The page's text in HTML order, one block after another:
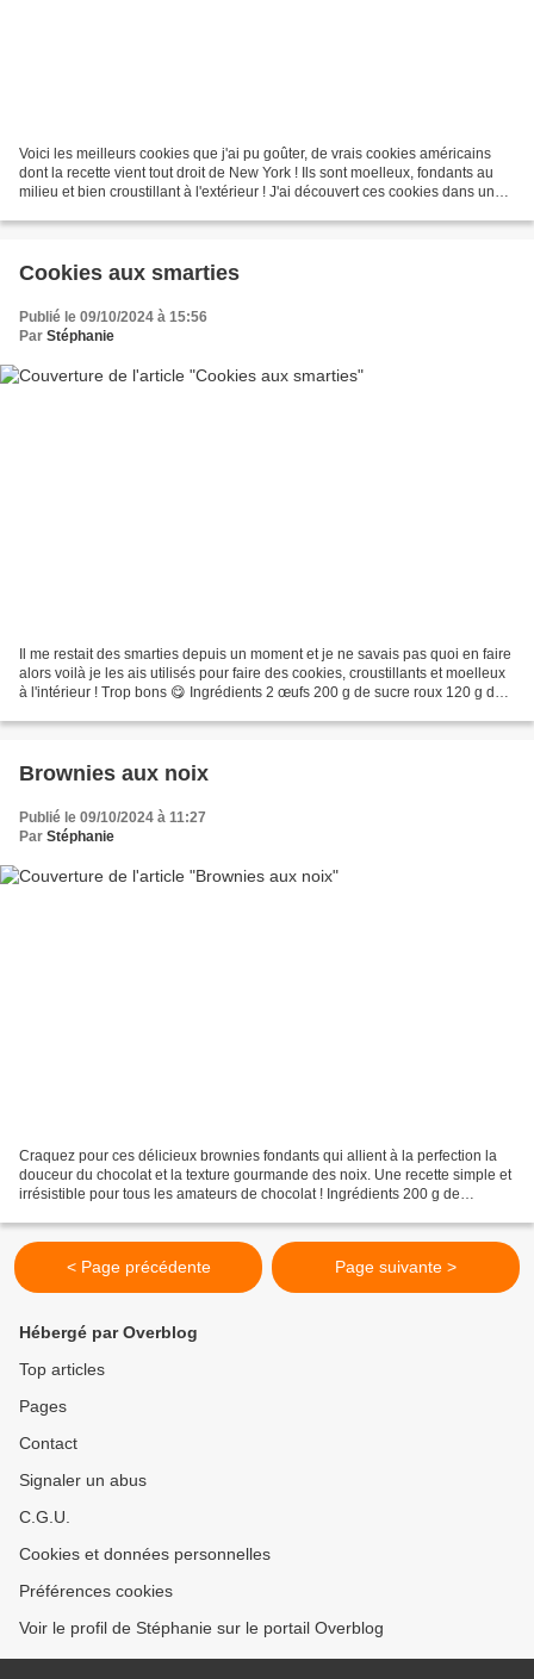
Voici les meilleurs cookies que j'ai pu goûter, de vrais cookies américains
dont la recette vient tout droit de New York ! Ils sont moelleux, fondants au
milieu et bien croustillant à l'extérieur ! J'ai découvert ces cookies dans une
Cookies aux smarties
Publié le 09/10/2024 à 15:56
Par Stéphanie
Il me restait des smarties depuis un moment et je ne savais pas quoi en faire
alors voilà je les ais utilisés pour faire des cookies, croustillants et moelleux
à l'intérieur ! Trop bons 😋 Ingrédients 2 œufs 200 g de sucre roux 120 g de
Brownies aux noix
Publié le 09/10/2024 à 11:27
Par Stéphanie
Craquez pour ces délicieux brownies fondants qui allient à la perfection la
douceur du chocolat et la texture gourmande des noix. Une recette simple et
irrésistible pour tous les amateurs de chocolat ! Ingrédients 200 g de
< Page précédente Page suivante >
Hébergé par Overblog
Top articles
Pages
Contact
Signaler un abus
C.G.U.
Cookies et données personnelles
Préférences cookies
Voir le profil de Stéphanie sur le portail Overblog